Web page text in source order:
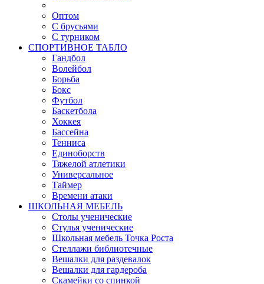
Оптом
С брусьями
С турником
СПОРТИВНОЕ ТАБЛО
Гандбол
Волейбол
Борьба
Бокс
Футбол
Баскетбола
Хоккея
Бассейна
Тенниса
Единоборств
Тяжелой атлетики
Универсальное
Таймер
Времени атаки
ШКОЛЬНАЯ МЕБЕЛЬ
Столы ученические
Стулья ученические
Школьная мебель Точка Роста
Стеллажи библиотечные
Вешалки для раздевалок
Вешалки для гардероба
Скамейки со спинкой